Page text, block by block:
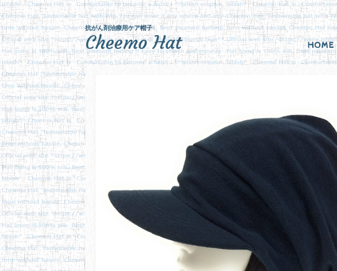
抗がん剤治療用ケア帽子
Cheemo Hat HOME